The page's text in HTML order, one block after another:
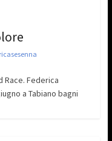
Race. Federica
a Tabiano bagni